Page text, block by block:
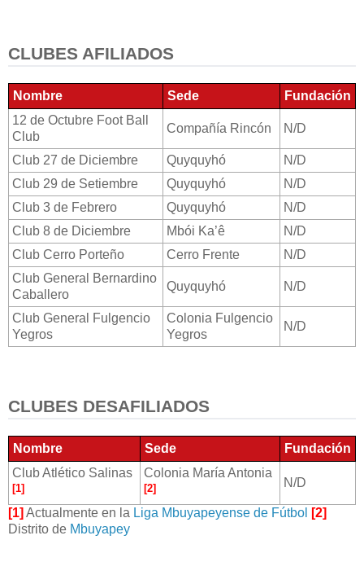
CLUBES AFILIADOS
Nombre Sede
Fundación
12 de Octubre Foot Ball
Club
Compañía Rincón N/D
Club 27 de Diciembre Quyquyhó
N/D
Club 29 de Setiembre
Quyquyhó
N/D
Club 3 de Febrero
Quyquyhó
N/D
Club 8 de Diciembre
Mbói Ka’ê
N/D
Club Cerro Porteño
Cerro Frente
N/D
Club General Bernardino
Caballero
Quyquyhó N/D
Club General Fulgencio
Yegros
Colonia Fulgencio
Yegros
N/D
CLUBES DESAFILIADOS
Nombre Sede
Fundación
Club Atlético Salinas
[1]
Colonia María Antonia
[2] N/D
[1] Actualmente en la Liga Mbuyapeyense de Fútbol
[2]
Distrito de Mbuyapey